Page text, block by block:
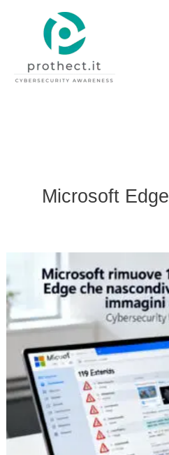
contenuto
Microsoft Edge
rimuove
119
estensioni
Edge
che
nascondivano
malware